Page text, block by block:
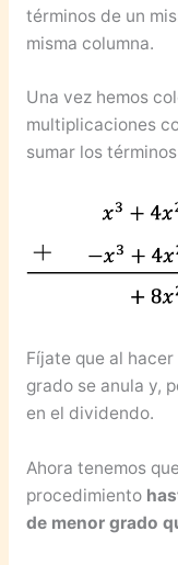
términos de un
misma columna.
Una vez hemos
multiplicaciones
sumar los
Fíjate que al
grado se anula y,
en el dividendo.
Ahora tenemos
procedimiento
de menor grado